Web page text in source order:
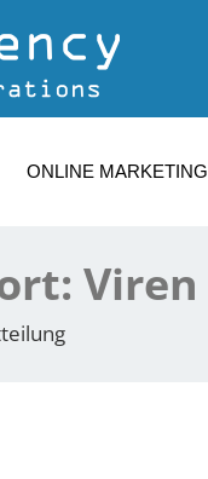
ONLINE MARKETING
Viren